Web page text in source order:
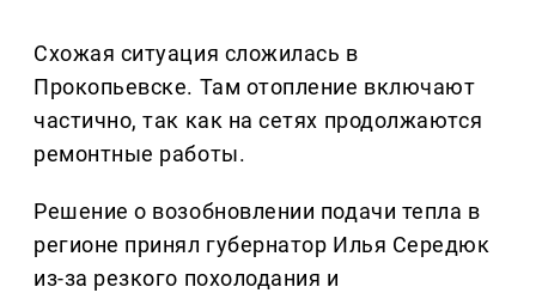
Схожая ситуация сложилась в
Прокопьевске. Там отопление включают
частично, так как на сетях продолжаются
ремонтные работы.
Решение о возобновлении подачи тепла в
регионе принял губернатор Илья Середюк
из-за резкого похолодания и